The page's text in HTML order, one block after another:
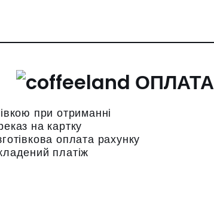
ОПЛАТА
при отриманні
на картку
оплата рахунку
платіж